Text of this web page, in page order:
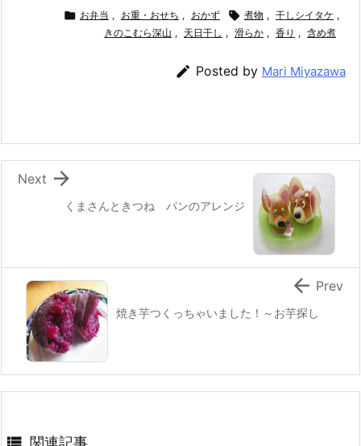
k
itt e er
e
e
n
a
ai
l
 お弁当 , お重・おせち , おかず  煮物 , 干しシイタケ ,
きのこむら深山 , 天日干し , 滑らか , 香り , 含め煮
 Posted by Mari Miyazawa
くまさんときつね パンのアレンジ

Next
焼き芋つくっちゃいました！～お芋探し
 Prev
関連記事